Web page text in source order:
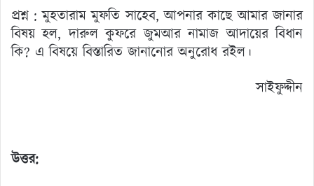
প্রশ্ন : মুহতারাম মুফতি সাহেব, আপনার কাছে আমার জানার
বিষয় হল, দারুল কুফরে জুমআর নামাজ আদায়ের বিধান
কি? এ বিষয়ে বিস্তারিত জানানোর অনুরোধ রইল।
সাইফুদ্দীন
উত্তর: